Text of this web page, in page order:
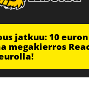
jatkuu: 10 euron
megakierros